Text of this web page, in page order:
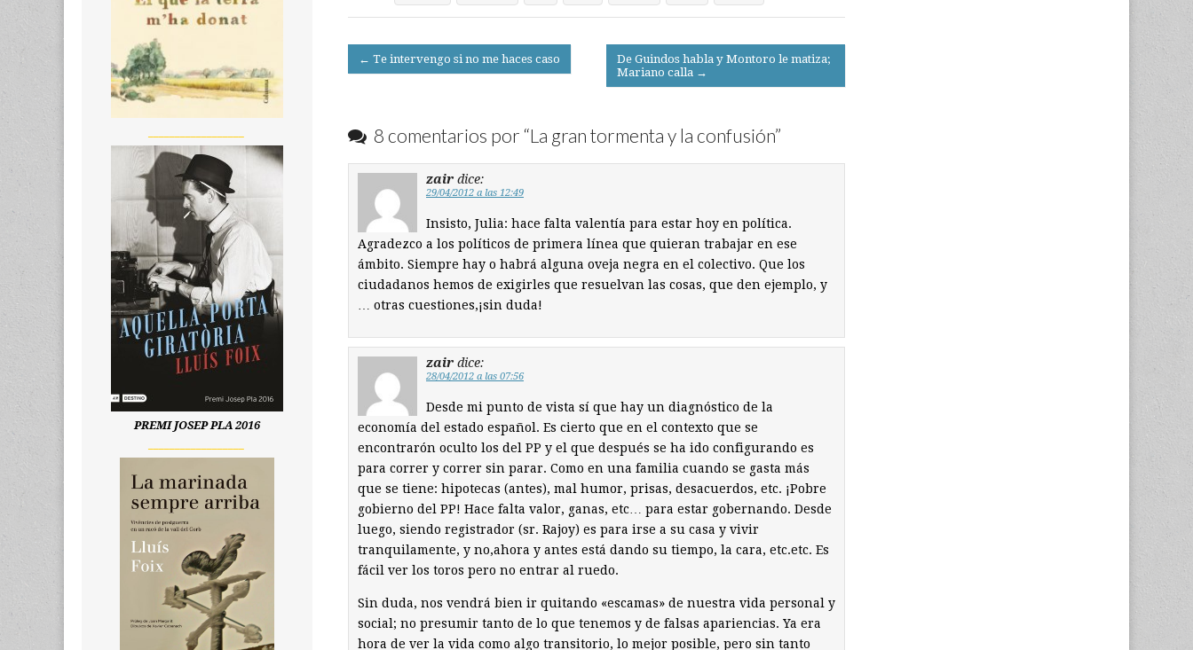
Post
navigation
← Te intervengo si no me haces caso
De Guindos habla y Montoro le matiza;
Mariano calla →
8 comentarios por “La gran tormenta y la confusión”
zair dice:
29/04/2012 a las 12:49
Insisto, Julia: hace falta valentía para estar hoy en política.
Agradezco a los políticos de primera línea que quieran trabajar en ese
ámbito. Siempre hay o habrá alguna oveja negra en el colectivo. Que los
ciudadanos hemos de exigirles que resuelvan las cosas, que den ejemplo, y
… otras cuestiones,¡sin duda!
zair dice:
28/04/2012 a las 07:56
Desde mi punto de vista sí que hay un diagnóstico de la
economía del estado español. Es cierto que en el contexto que se
encontrarón oculto los del PP y el que después se ha ido configurando es
para correr y correr sin parar. Como en una familia cuando se gasta más
que se tiene: hipotecas (antes), mal humor, prisas, desacuerdos, etc. ¡Pobre
gobierno del PP! Hace falta valor, ganas, etc… para estar gobernando. Desde
luego, siendo registrador (sr. Rajoy) es para irse a su casa y vivir
tranquilamente, y no,ahora y antes está dando su tiempo, la cara, etc.etc. Es
fácil ver los toros pero no entrar al ruedo.
Sin duda, nos vendrá bien ir quitando «escamas» de nuestra vida personal y
social; no presumir tanto de lo que tenemos y de falsas apariencias. Ya era
hora de ver la vida como algo transitorio, lo mejor posible, pero sin tanto
PREMI JOSEP PLA 2016